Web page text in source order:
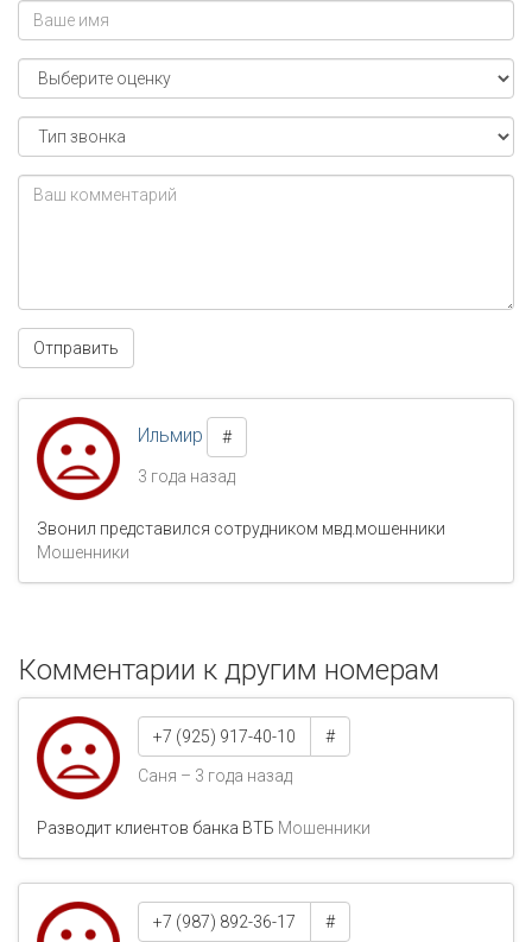
Отправить
Ильмир #
3 года назад
Звонил представился сотрудником мвд.мошенники
Мошенники
Комментарии к другим номерам
+7 (925) 917-40-10 #
Саня – 3 года назад
Разводит клиентов банка ВТБ Мошенники
+7 (987) 892-36-17 #